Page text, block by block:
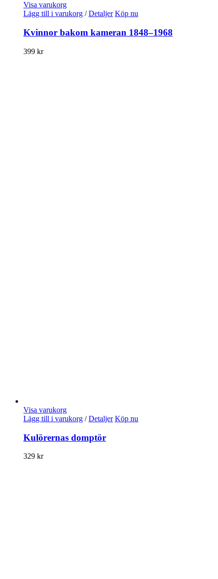
Visa varukorg
Lägg till i varukorg / Detaljer Köp nu
Kvinnor bakom kameran 1848–1968
399 kr
Visa varukorg
Lägg till i varukorg / Detaljer Köp nu
Kulörernas domptör
329 kr